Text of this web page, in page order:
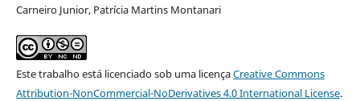
Carneiro Junior, Patrícia Martins Montanari
Este trabalho está licenciado sob uma licençaCreative Commons
Attribution-NonCommercial-NoDerivatives 4.0 International License.